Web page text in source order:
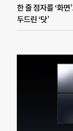
한 줄 점자를 ‘화
두드린 ‘닷’